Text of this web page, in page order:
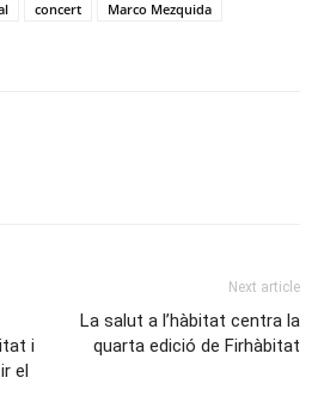
concert
Marco Mezquida
i
el
Next article
La salut a l’hàbitat centra la
quarta edició de Firhàbitat